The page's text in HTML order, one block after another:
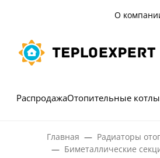
О
РаспродажаОтопительные котлы
Главная Радиаторы
Биметаллические